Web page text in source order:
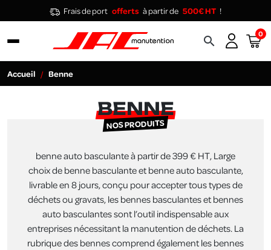
Frais de port offerts à partir de 500€ HT !
search 0
Accueil Benne
BENNE
NOS PRODUITS
benne auto basculante à partir de 399 € HT, Large
choix de benne basculante et benne auto basculante,
livrable en 8 jours, conçu pour accepter tous types de
déchets ou gravats, les bennes basculantes et bennes
auto basculantes sont l’outil indispensable aux
entreprises nécessitant la manutention de déchets. La
rubrique des bennes comprend également les bennes